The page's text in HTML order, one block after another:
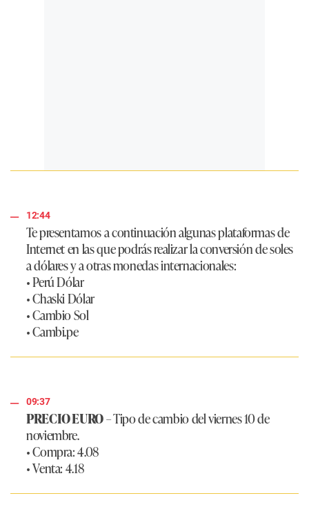
12:44
Te presentamos a continuación algunas plataformas de
Internet en las que podrás realizar la conversión de soles
a dólares y a otras monedas internacionales:
• Perú Dólar
• Chaski Dólar
• Cambio Sol
• Cambi.pe
09:37
PRECIO EURO– Tipo de cambio del viernes 10 de
noviembre.
• Compra: 4.08
• Venta: 4.18